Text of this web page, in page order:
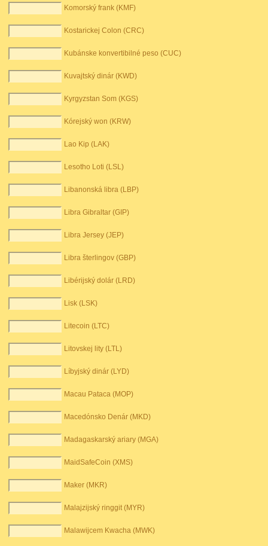
Komorský frank (KMF)
Kostarickej Colon (CRC)
Kubánske konvertibilné peso (CUC)
Kuvajtský dinár (KWD)
Kyrgyzstan Som (KGS)
Kórejský won (KRW)
Lao Kip (LAK)
Lesotho Loti (LSL)
Libanonská libra (LBP)
Libra Gibraltar (GIP)
Libra Jersey (JEP)
Libra šterlingov (GBP)
Libérijský dolár (LRD)
Lisk (LSK)
Litecoin (LTC)
Litovskej lity (LTL)
Líbyjský dinár (LYD)
Macau Pataca (MOP)
Macedónsko Denár (MKD)
Madagaskarský ariary (MGA)
MaidSafeCoin (XMS)
Maker (MKR)
Malajzijský ringgit (MYR)
Malawijcem Kwacha (MWK)